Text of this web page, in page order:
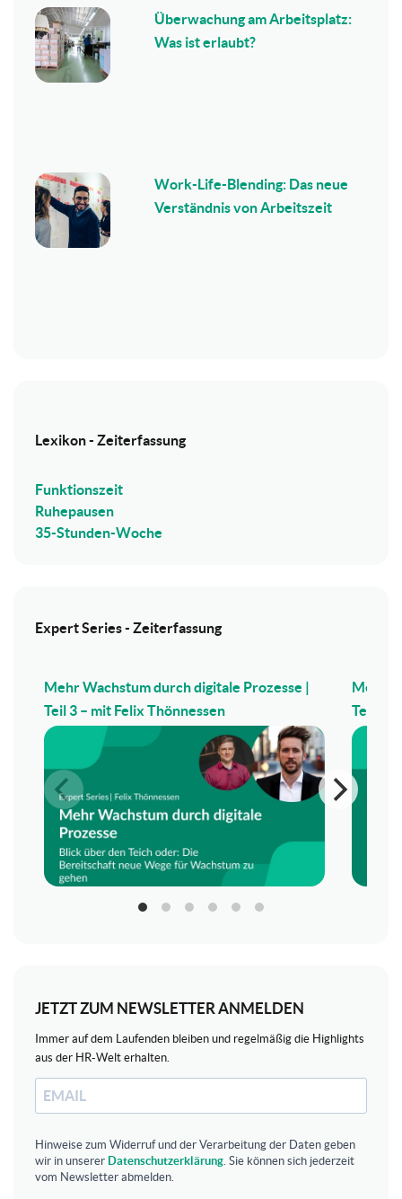
Überwachung am Arbeitsplatz:
Was ist erlaubt?
Work-Life-Blending: Das neue
Verständnis von Arbeitszeit
Lexikon - Zeiterfassung
Funktionszeit
Ruhepausen
35-Stunden-Woche
Expert Series - Zeiterfassung
Mehr Wachstum durch digitale Prozesse |
Teil 3 – mit Felix Thönnessen
Mehr
Teil 2 –
JETZT ZUM NEWSLETTER ANMELDEN
Immer auf dem Laufenden bleiben und regelmäßig die Highlights
aus der HR-Welt erhalten.
Hinweise zum Widerruf und der Verarbeitung der Daten geben
wir in unserer Datenschutzerklärung . Sie können sich jederzeit
vom Newsletter abmelden.